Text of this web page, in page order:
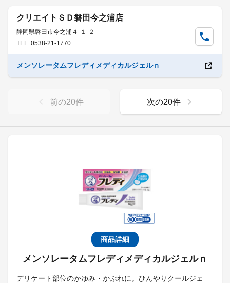
商品詳細
メンソレータムフレディメディカルジェルｎ
デリケート部位のかゆみ・かぶれに。ひんやりクールジェ
クリエイトＳＤ磐田今之浦店
静岡県磐田市今之浦４-１-２
TEL: 0538-21-1770
メンソレータムフレディメディカルジェルｎ
前の20件 次の20件